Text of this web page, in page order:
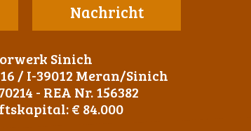
Nachricht
Sinich
/ I-39012 Meran/Sinich
- REA Nr. 156382
€ 84.000